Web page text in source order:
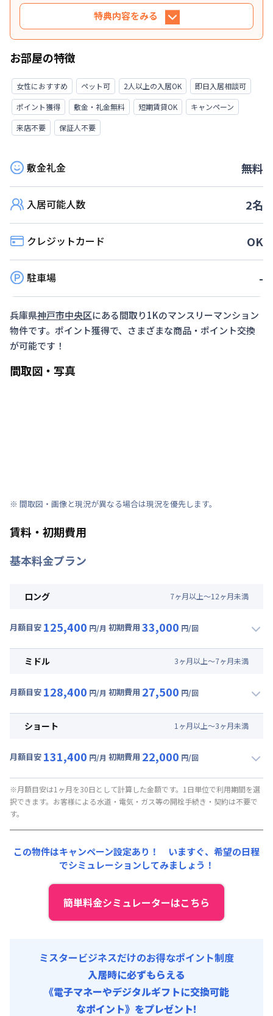
特典内容をみる
特典内容
きにさせていただきます。 （最長120日、最大
120,000円値引き）※管理費と水道光熱費は割引
対象外です。※121日目以降の賃料は割引適用外
です。※延長・再契約の際は賃料の割引適用はな
くなります。※他のキャンペーンとの併用はでき
も賃料半額・初期費用お値引き可能はお部屋もご
利用条件
2026年9月30日までに入居かつ１か月（30日）以
上ご利用のお客様
2026年8月8日
お部屋が無くなり次第終了します。
お部屋の特徴
女性におすすめ ペット可 2人以上の入居OK
即日入居相談可
ポイント獲得
敷金・礼金無料 短期賃貸OK
キャンペーン
来店不要
保証人不要
敷金礼金 無料
入居可能人数 2名
クレジットカード OK
駐車場 -
兵庫県神戸市中央区にある間取り1Kのマンスリーマンション
物件です。ポイント獲得で、さまざまな商品・ポイント交換
が可能です！
間取図・写真
※ 間取図・画像と現況が異なる場合は現況を優先します。
賃料・初期費用
基本料金プラン
ロング 7ヶ月以上～12ヶ月未満
月額目安 125,400 円/月 初期費用 33,000 円/回
月額賃料目安(30日利用)
光熱費他 : 24,000円/月 (800円/日) (税抜)
その他費用 :
初期費用
ミドル 3ヶ月以上～7ヶ月未満
月額目安 128,400 円/月 初期費用 27,500 円/回
月額賃料目安(30日利用)
光熱費他 : 24,000円/月 (800円/日) (税抜)
その他費用 :
管理費: 24,000円/月 (800円/日)
初期費用
ショート 1 ヶ月以上～3ヶ月未満
月額目安 131,400 円/月 初期費用 22,000 円/回
月額賃料目安(30日利用)
賃料 : 81,000円/月 (2,700円/日)
光熱費他 :
その他費用 :
24,000円/月 (800円/日)
契約事務手数料 : 5,000円/回 (税抜)
※月額目安は1ヶ月を30日として計算した金額です。1日単位で利用期間を選
択できます。お客様による水道・電気・ガス等の開栓手続き・契約は不要で
す。
この物件はキャンペーン設定あり！ いますぐ、 希望の日程
でシミュレーションしてみましょう！
簡単料金シミュレーターはこちら
ミスタービジネスだけのお得なポイント制度
入居時に必ずもらえる
《電子マネーやデジタルギフトに交換可能
なポイント》をプレゼント!